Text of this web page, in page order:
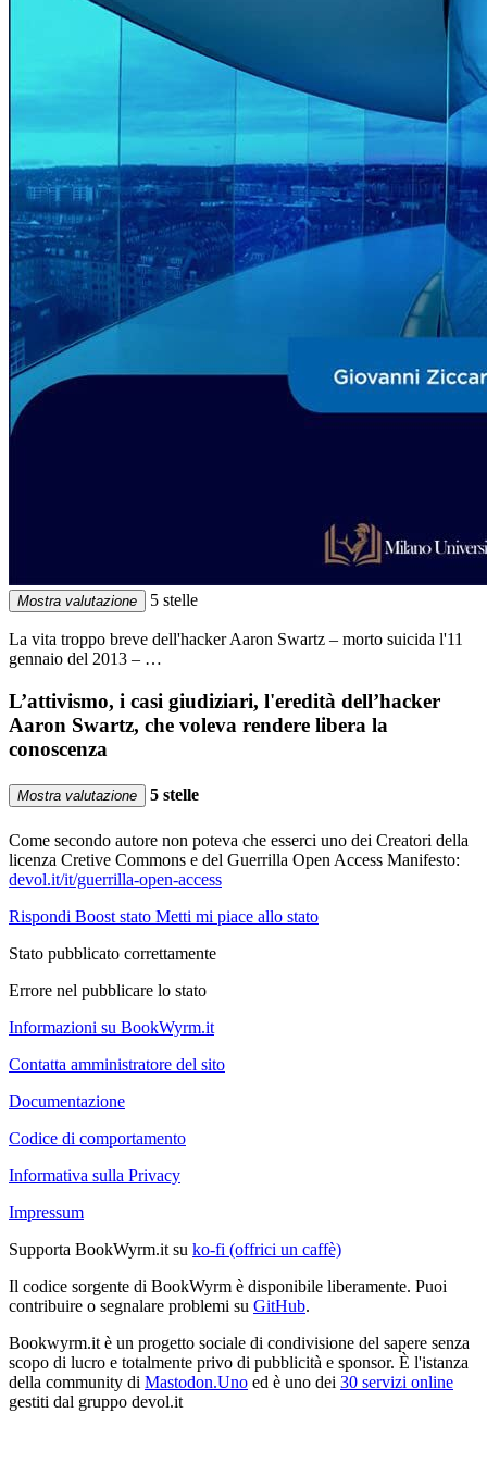
Mostra valutazione 5 stelle
La vita troppo breve dell'hacker Aaron Swartz – morto suicida l'11
gennaio del 2013 – …
L’attivismo, i casi giudiziari, l'eredità dell’hacker
Aaron Swartz, che voleva rendere libera la
conoscenza
Mostra valutazione 5 stelle
Come secondo autore non poteva che esserci uno dei Creatori della
licenza Cretive Commons e del Guerrilla Open Access Manifesto:
devol.it/it/guerrilla-open-access
Rispondi Boost stato Metti mi piace allo stato
Stato pubblicato correttamente
Errore nel pubblicare lo stato
Informazioni su BookWyrm.it
Contatta amministratore del sito
Documentazione
Codice di comportamento
Informativa sulla Privacy
Impressum
Supporta BookWyrm.it su ko-fi (offrici un caffè)
Il codice sorgente di BookWyrm è disponibile liberamente. Puoi
contribuire o segnalare problemi su GitHub.
Bookwyrm.it è un progetto sociale di condivisione del sapere senza
scopo di lucro e totalmente privo di pubblicità e sponsor. È l'istanza
della community di Mastodon.Uno ed è uno dei 30 servizi online
gestiti dal gruppo devol.it